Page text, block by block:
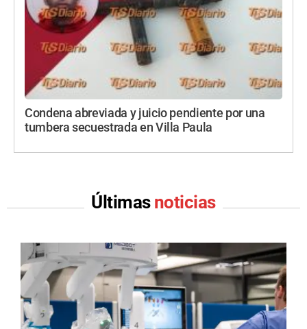
Condena abreviada y juicio pendiente por una
tumbera secuestrada en Villa Paula
Últimas noticias